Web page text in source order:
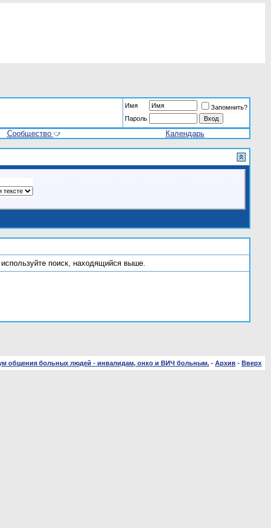
Имя
Запомнить?
Пароль
Сообщество Календарь
поиск, находящийся выше.
общения больных людей - инвалидам, онко и ВИЧ больным. - Архив - Вверх